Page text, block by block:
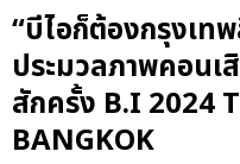
“บีไอก็ต้องกรุงเท
ประมวลภาพคอนเ
สักครั้ง B.I 2024
BANGKOK